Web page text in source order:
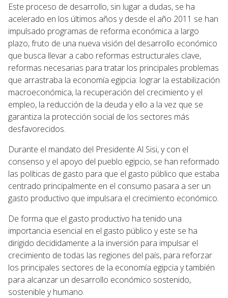
Este proceso de desarrollo, sin lugar a dudas, se ha
acelerado en los últimos años y desde el año 2011 se han
impulsado programas de reforma económica a largo
plazo, fruto de una nueva visión del desarrollo económico
que busca llevar a cabo reformas estructurales clave,
reformas necesarias para tratar los principales problemas
que arrastraba la economía egipcia: lograr la estabilización
macroeconómica, la recuperación del crecimiento y el
empleo, la reducción de la deuda y ello a la vez que se
garantiza la protección social de los sectores más
desfavorecidos.
Durante el mandato del Presidente Al Sisi, y con el
consenso y el apoyo del pueblo egipcio, se han reformado
las políticas de gasto para que el gasto público que estaba
centrado principalmente en el consumo pasara a ser un
gasto productivo que impulsara el crecimiento económico.
De forma que el gasto productivo ha tenido una
importancia esencial en el gasto público y este se ha
dirigido decididamente a la inversión para impulsar el
crecimiento de todas las regiones del país, para reforzar
los principales sectores de la economía egipcia y también
para alcanzar un desarrollo económico sostenido,
sostenible y humano.